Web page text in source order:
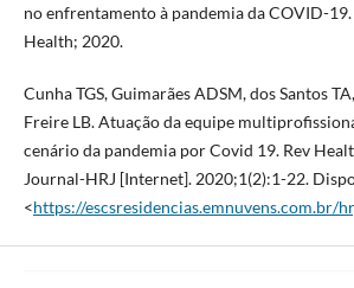
no enfrentamento à pandemia da COVID-19.
Health; 2020.
Cunha TGS, Guimarães ADSM, dos Santos
Freire LB. Atuação da equipe
cenário da pandemia por Covid 19. Rev
Journal-HRJ [Internet]. 2020;1(2):1-22.
<https://escsresidencias.emnuvens.com.br/